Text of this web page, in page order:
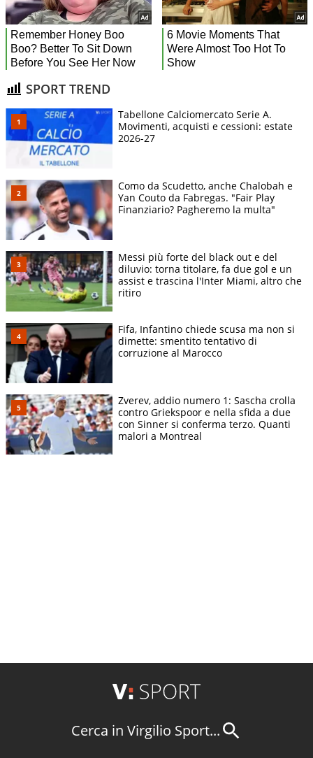
SPORT TREND
Tabellone Calciomercato Serie A.
Movimenti, acquisti e cessioni: estate
2026-27
Como da Scudetto, anche Chalobah e
Yan Couto da Fabregas. "Fair Play
Finanziario? Pagheremo la multa"
Messi più forte del black out e del
diluvio: torna titolare, fa due gol e un
assist e trascina l'Inter Miami, altro che
ritiro
Fifa, Infantino chiede scusa ma non si
dimette: smentito tentativo di
corruzione al Marocco
Zverev, addio numero 1: Sascha crolla
contro Griekspoor e nella sfida a due
con Sinner si conferma terzo. Quanti
malori a Montreal
Cerca in Virgilio Sport...